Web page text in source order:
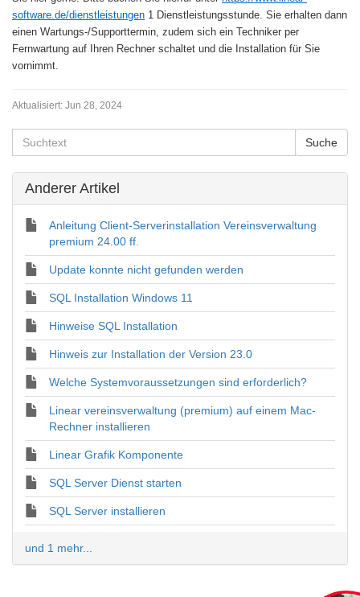
software.de/dienstleistungen 1 Dienstleistungsstunde. Sie erhalten dann
einen Wartungs-/Supporttermin, zudem sich ein Techniker per
Fernwartung auf Ihren Rechner schaltet und die Installation für Sie
vornimmt.
Aktualisiert: Jun 28, 2024
Anderer Artikel
Anleitung Client-Serverinstallation Vereinsverwaltung
premium 24.00 ff.
Update konnte nicht gefunden werden
SQL Installation Windows 11
Hinweise SQL Installation
Hinweis zur Installation der Version 23.0
Welche Systemvoraussetzungen sind erforderlich?
Linear vereinsverwaltung (premium) auf einem Mac-
Rechner installieren
Linear Grafik Komponente
SQL Server Dienst starten
SQL Server installieren
und 1 mehr...